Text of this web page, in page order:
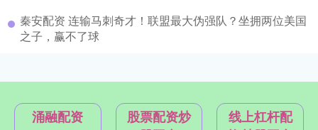
秦安配资 连输马刺奇才！联盟最大伪强队？坐拥两位美国
之子，赢不了球
涌融配资
股票配资炒
线上杠杆配